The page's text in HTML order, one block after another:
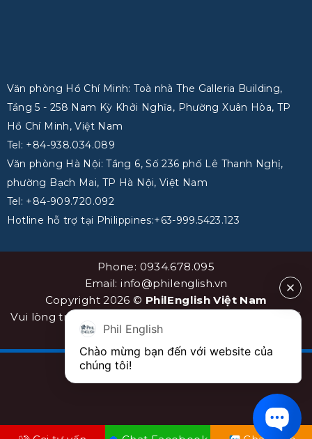
Văn phòng Hồ Chí Minh: Toà nhà The Galleria Building,
Tầng 5 - 258 Nam Kỳ Khởi Nghĩa, Phường Xuân Hòa, TP
Hồ Chí Minh, Việt Nam
Tel: +84-938.034.089
Văn phòng Hà Nội: Tầng 6, Số 236 phố Lê Thanh Nghị,
phường Bạch Mai, TP Hà Nội, Việt Nam
Tel: +84-909.720.092
Hotline hỗ trợ tại Philippines:+63-999.5423.123
Phone: 0934.678.095
Email: info@philenglish.vn
Copyright 2026 © PhilEnglish Việt Nam
Vui lòng trích dẫn nguồn khi sao chép bài viết. Sơ đồ
websitesitemap
Phil English
Chào mừng bạn đến với website của
chúng tôi!